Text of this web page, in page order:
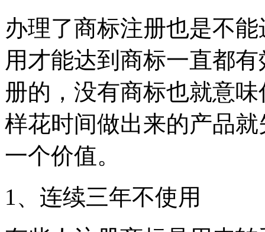
办理了商标注册也是不
用才能达到商标一直都
册的，没有商标也就意
样花时间做出来的产品
一个价值。
1、连续三年不使用